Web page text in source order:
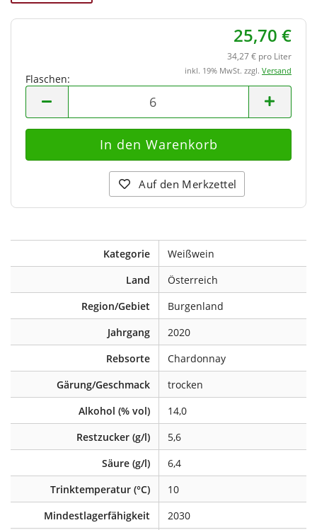
25,70 €
34,27 € pro Liter
inkl. 19% MwSt. zzgl. Versand
Flaschen:
Flaschen
Auf den Merkzettel
Kategorie
Weißwein
Land
Österreich
Region/Gebiet
Burgenland
Jahrgang
2020
Rebsorte
Chardonnay
Gärung/Geschmack
trocken
Alkohol (% vol)
14,0
Restzucker (g/l)
5,6
Säure (g/l)
6,4
Trinktemperatur (°C)
10
Mindestlagerfähigkeit
2030